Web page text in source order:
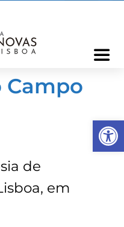
Campo
de
em